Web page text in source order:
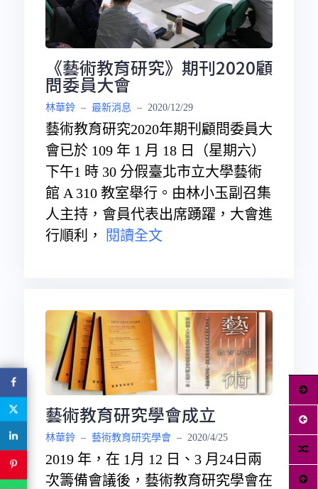
《藝術教育研究》期刊2020顧
問委員大會
林華鈴 – 最新消息 – 2020/12/29
藝術教育研究2020年期刊顧問委員大
會已於 109 年 1 月 18 日（星期六）
下午1 時 30 分假臺北市立大學藝術
館 A 310 教室舉行。由林小玉副召集
人主持，會員代表出席踴躍，大會進
行順利，
閱讀全文
藝術教育研究學會成立
林華鈴 – 藝術教育研究學會 – 2020/4/25
2019 年，在 1月 12 日、3 月24日兩
次籌備會議後，藝術教育研究學會在